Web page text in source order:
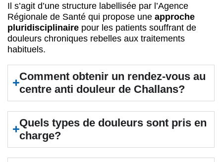
Il s’agit d’une structure labellisée par l’Agence
Régionale de Santé qui propose une approche
pluridisciplinaire pour les patients souffrant de
douleurs chroniques rebelles aux traitements
habituels.
Comment obtenir un rendez-vous au
centre anti douleur de Challans?
Quels types de douleurs sont pris en
charge?